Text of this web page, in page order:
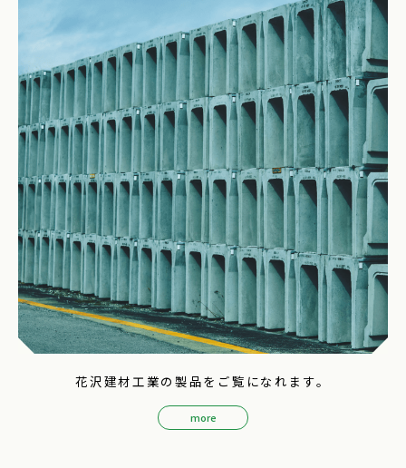
花沢建材工業の製品をご覧になれます。
more